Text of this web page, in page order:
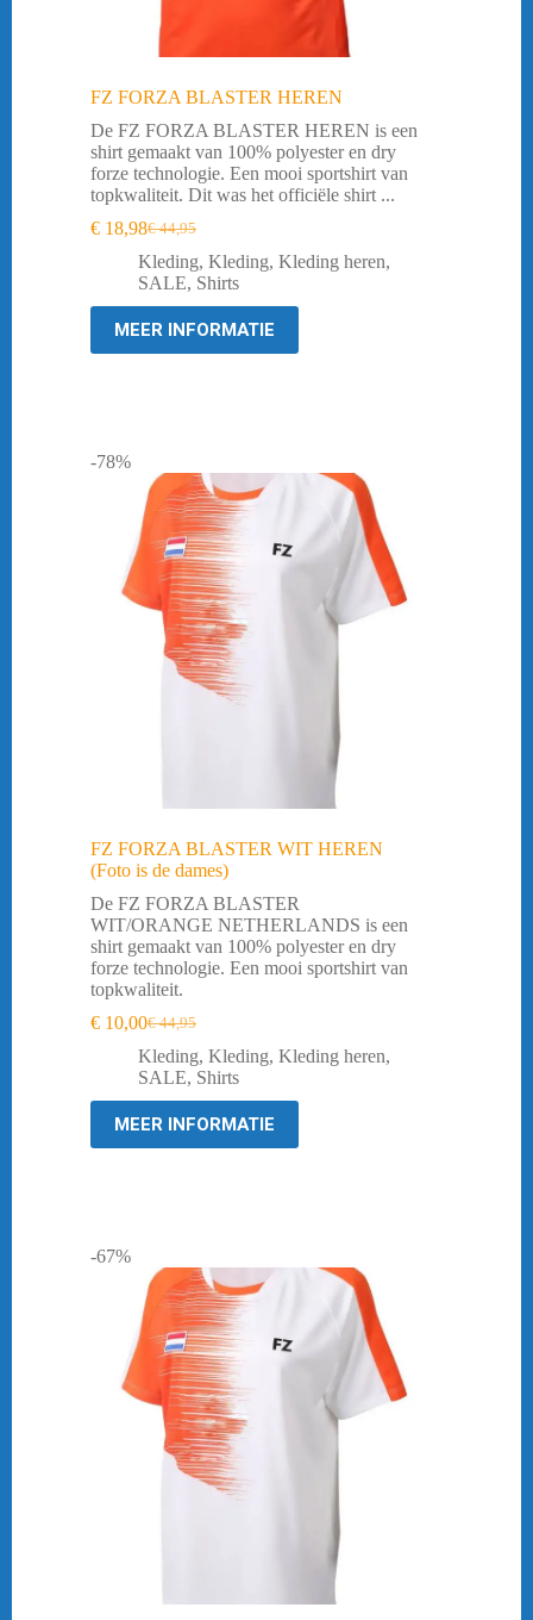
FZ FORZA BLASTER HEREN
De FZ FORZA BLASTER HEREN is een
shirt gemaakt van 100% polyester en dry
forze technologie. Een mooi sportshirt van
topkwaliteit. Dit was het officiële shirt ...
€44,95
Oorspronkelijke
prijs
was:
€ 44,95.
€ 18,98Huidige
prijs
is:
€ 18,98.
Kleding, Kleding, Kleding heren,
SALE, Shirts
MEER INFORMATIE
-78%
FZ FORZA BLASTER WIT HEREN
(Foto is de dames)
De FZ FORZA BLASTER
WIT/ORANGE NETHERLANDS is een
shirt gemaakt van 100% polyester en dry
forze technologie. Een mooi sportshirt van
topkwaliteit.
€44,95
Oorspronkelijke
prijs
was:
€ 44,95.
€ 10,00Huidige
prijs
is:
€ 10,00.
Kleding, Kleding, Kleding heren,
SALE, Shirts
MEER INFORMATIE
-67%